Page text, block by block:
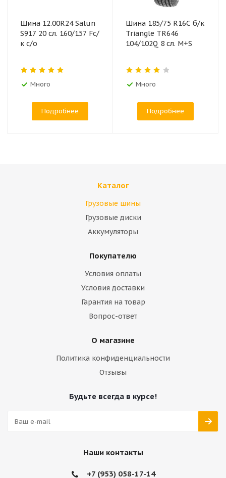
Шина 12.00R24 Salun
S917 20 сл. 160/157 Fс/
к с/о
Много
Подробнее
Шина 185/75 R16C б/к
Triangle TR646
104/102Q 8 сл. M+S
Много
Подробнее
Каталог
Грузовые шины
Грузовые диски
Аккумуляторы
Покупателю
Условия оплаты
Условия доставки
Гарантия на товар
Вопрос-ответ
О магазине
Политика конфиденциальности
Отзывы
Будьте всегда в курсе!
Наши контакты
+7 (953) 058-17-14